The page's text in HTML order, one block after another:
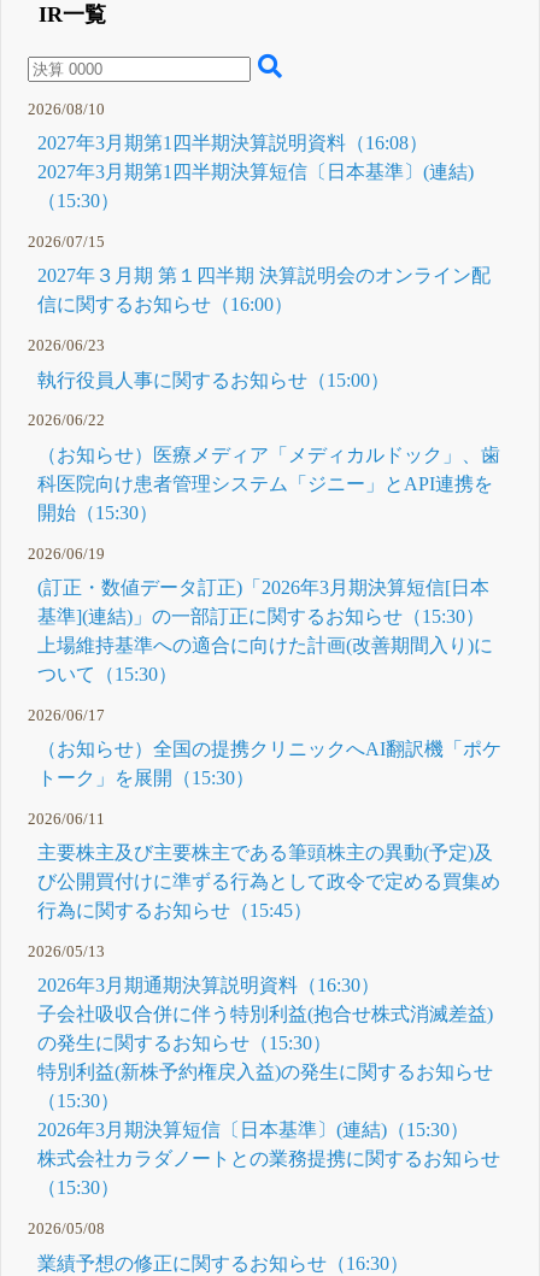
5月 13, 2024
IR一覧
2026/08/10
2027年3月期第1四半期決算説明資料（16:08）
2027年3月期第1四半期決算短信〔日本基準〕(連結)
（15:30）
2026/07/15
2027年３月期 第１四半期 決算説明会のオンライン配
信に関するお知らせ（16:00）
2026/06/23
執行役員人事に関するお知らせ（15:00）
2026/06/22
（お知らせ）医療メディア「メディカルドック」、歯
科医院向け患者管理システム「ジニー」とAPI連携を
開始（15:30）
2026/06/19
(訂正・数値データ訂正)「2026年3月期決算短信[日本
基準](連結)」の一部訂正に関するお知らせ（15:30）
上場維持基準への適合に向けた計画(改善期間入り)に
ついて（15:30）
2026/06/17
（お知らせ）全国の提携クリニックへAI翻訳機「ポケ
トーク」を展開（15:30）
2026/06/11
主要株主及び主要株主である筆頭株主の異動(予定)及
び公開買付けに準ずる行為として政令で定める買集め
行為に関するお知らせ（15:45）
2026/05/13
2026年3月期通期決算説明資料（16:30）
子会社吸収合併に伴う特別利益(抱合せ株式消滅差益)
の発生に関するお知らせ（15:30）
特別利益(新株予約権戻入益)の発生に関するお知らせ
（15:30）
2026年3月期決算短信〔日本基準〕(連結)（15:30）
株式会社カラダノートとの業務提携に関するお知らせ
（15:30）
2026/05/08
業績予想の修正に関するお知らせ（16:30）